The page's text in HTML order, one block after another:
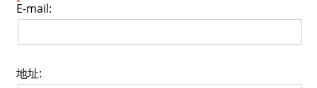
E-mail:
地址: